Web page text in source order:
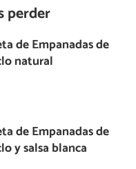
perder
de Empanadas de
natural
de Empanadas de
y salsa blanca